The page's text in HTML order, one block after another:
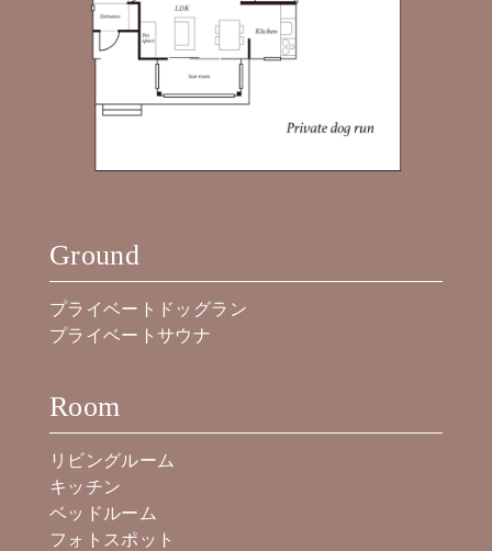
Ground
プライベートドッグラン
プライベートサウナ
Room
リビングルーム
キッチン
ベッドルーム
フォトスポット